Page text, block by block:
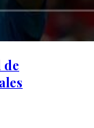
de